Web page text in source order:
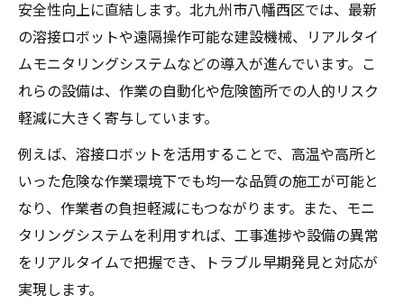
安全性向上に直結します。北九州市八幡西区では、最新
の溶接ロボットや遠隔操作可能な建設機械、リアルタイ
ムモニタリングシステムなどの導入が進んでいます。こ
れらの設備は、作業の自動化や危険箇所での人的リスク
軽減に大きく寄与しています。
例えば、溶接ロボットを活用することで、高温や高所と
いった危険な作業環境下でも均一な品質の施工が可能と
なり、作業者の負担軽減にもつながります。また、モニ
タリングシステムを利用すれば、工事進捗や設備の異常
をリアルタイムで把握でき、トラブル早期発見と対応が
実現します。